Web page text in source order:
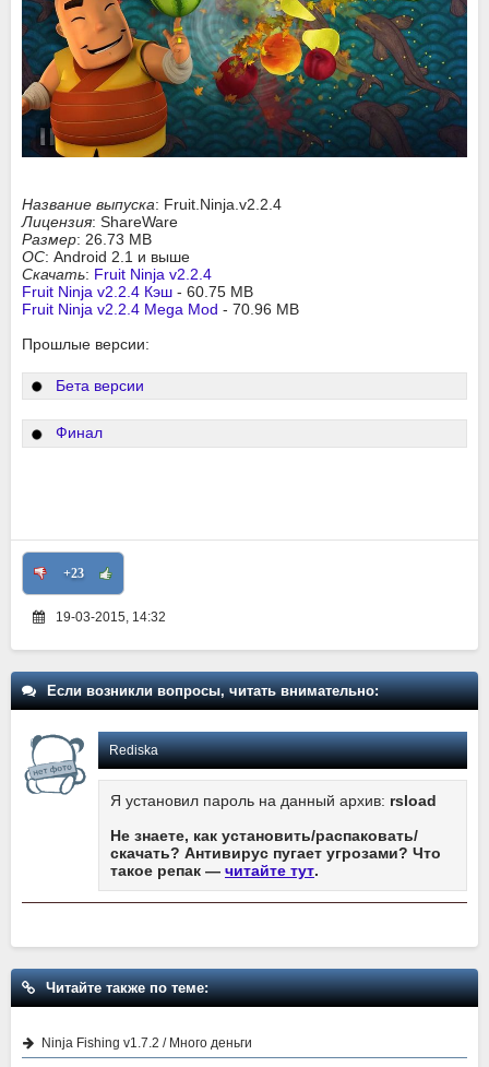
Название выпуска: Fruit.Ninja.v2.2.4
Лицензия: ShareWare
Размер: 26.73 MB
ОС: Android 2.1 и выше
Скачать: Fruit Ninja v2.2.4
Fruit Ninja v2.2.4 Кэш - 60.75 MB
Fruit Ninja v2.2.4 Mega Mod - 70.96 MB
Прошлые версии:
Бета версии
Финал
+23
19-03-2015, 14:32
Если возникли вопросы, читать внимательно:
Rediska
Я установил пароль на данный архив: rsload
Не знаете, как установить/распаковать/
скачать? Антивирус пугает угрозами? Что
такое репак — читайте тут.
Читайте также по теме:
Ninja Fishing v1.7.2 / Много деньги